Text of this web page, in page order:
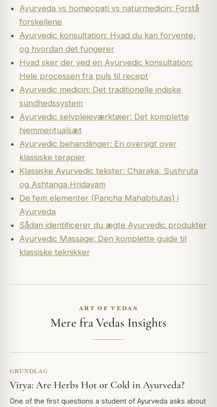
Ayurveda vs homøopati vs naturmedicin: Forstå
forskellene
Ayurvedic konsultation: Hvad du kan forvente,
og hvordan det fungerer
Hvad sker der ved en Ayurvedic konsultation:
Hele processen fra puls til recept
Ayurvedic medicin: Det traditionelle indiske
sundhedssystem
Ayurvedic selvplejeværktøjer: Det komplette
hjemmeritualsæt
Ayurvedic behandlinger: En oversigt over
klassiske terapier
Klassiske Ayurvedic tekster: Charaka, Sushruta
og Ashtanga Hridayam
De fem elementer (Pancha Mahabhutas) i
Ayurveda
Sådan identificerer du ægte Ayurvedic produkter
Ayurvedic Massage: Den komplette guide til
klassiske teknikker
ART OF VEDAS
Mere fra Vedas Insights
GRUNDLAG
Virya: Are Herbs Hot or Cold in Ayurveda?
One of the first questions a student of Ayurveda asks about